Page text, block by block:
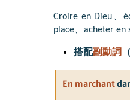
Croire en Dieu 、
place、 acheter en
搭配副動詞 （
En marchant